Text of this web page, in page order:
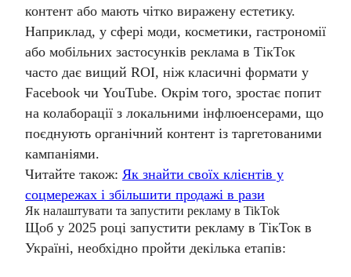
контент або мають чітко виражену естетику.
Наприклад, у сфері моди, косметики, гастрономії
або мобільних застосунків реклама в ТікТок
часто дає вищий ROI, ніж класичні формати у
Facebook чи YouTube. Окрім того, зростає попит
на колаборації з локальними інфлюенсерами, що
поєднують органічний контент із таргетованими
кампаніями.
Читайте також: Як знайти своїх клієнтів у
соцмережах і збільшити продажі в рази
Як налаштувати та запустити рекламу в TikTok
Щоб у 2025 році запустити рекламу в ТікТок в
Україні, необхідно пройти декілька етапів: